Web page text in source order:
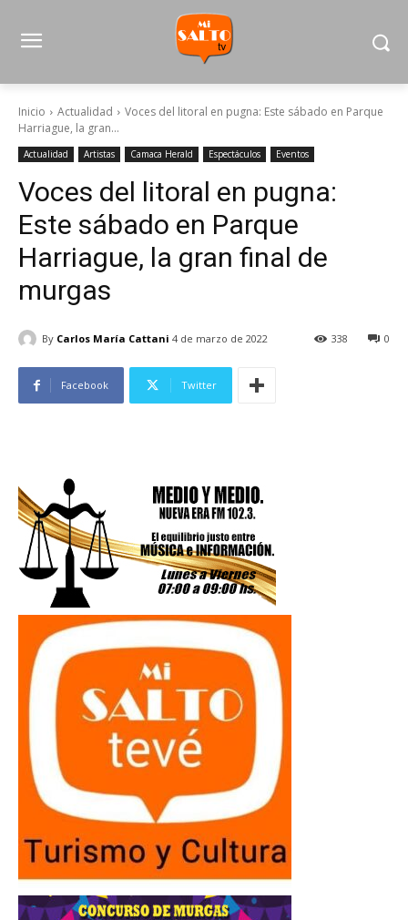
Inicio Actualidad
Voces del litoral en pugna: Este sábado en Parque
Harriague, la gran...
Actualidad Artistas Camaca Herald Espectáculos Eventos
Voces del litoral en pugna:
Este sábado en Parque
Harriague, la gran final de
murgas
By Carlos María Cattani 4 de marzo de 2022 0
338
Facebook Twitter